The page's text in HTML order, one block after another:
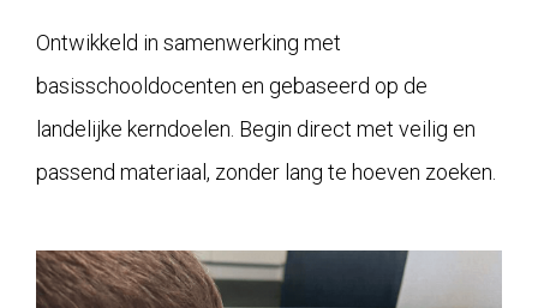
Ontwikkeld in samenwerking met
basisschooldocenten en gebaseerd op de
landelijke kerndoelen. Begin direct met veilig en
passend materiaal, zonder lang te hoeven zoeken.